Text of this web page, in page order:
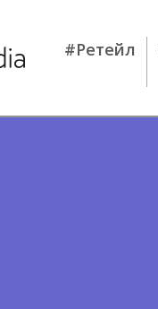
#Ретейл